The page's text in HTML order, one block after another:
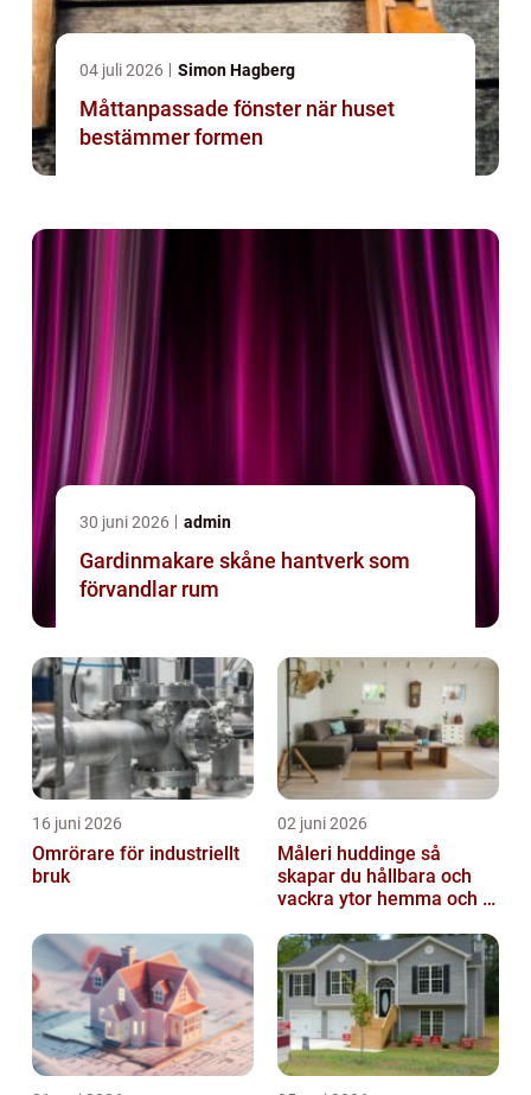
04 juli 2026 Simon Hagberg
Måttanpassade fönster när huset
bestämmer formen
30 juni 2026 admin
Gardinmakare skåne hantverk som
förvandlar rum
16 juni 2026
Omrörare för industriellt
bruk
02 juni 2026
Måleri huddinge så
skapar du hållbara och
vackra ytor hemma och i